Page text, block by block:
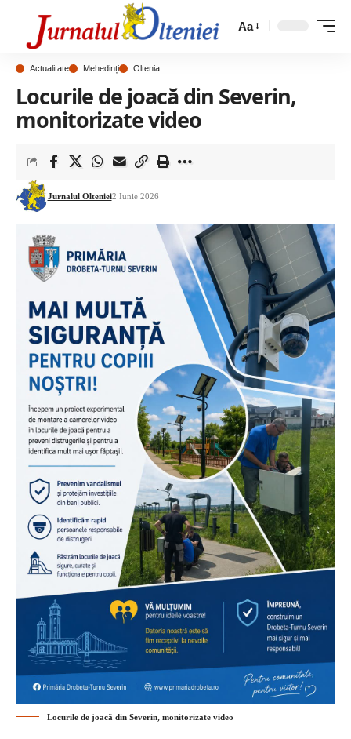
Aa
Actualitate Mehedinți Oltenia
Locurile de joacă din Severin,
monitorizate video
Jurnalul Olteniei2 Iunie 2026
Locurile de joacă din Severin, monitorizate video